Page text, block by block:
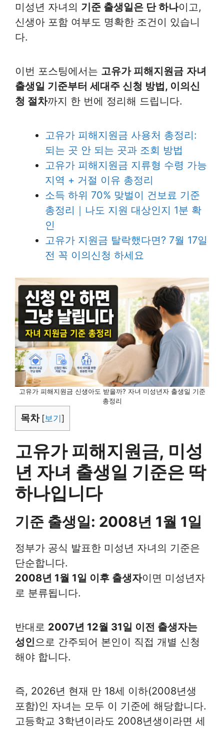
미성년 자녀의 기준 출생일은 단 하나이고,
신생아 포함 여부도 명확한 조건이 있습니
다.
이번 포스팅에서는 고유가 피해지원금 자녀
출생일 기준부터 세대주 신청 방법, 이의신
청 절차까지 한 번에 정리해 드립니다.
고유가 피해지원금 사용처 총정리:
되는 곳 안 되는 곳과 조회 방법
고유가 피해지원금 지류형 수령 가능
지역 + 거절 이유 총정리
소득 하위 70% 맞벌이 건보료 기준
총정리｜나도 지원 대상인지 1분 확
인
고유가 지원금 탈락했다면? 7월 17일
전 꼭 이의신청 하세요
고유가 피해지원금 신생아도 받을까? 자녀 미성년자 출생일 기준
총정리
목차 [보기]
고유가 피해지원금, 미성
년 자녀 출생일 기준은 딱
하나입니다
기준 출생일: 2008년 1월 1일
정부가 공식 발표한 미성년 자녀의 기준은
단순합니다.
2008년 1월 1일 이후 출생자이면 미성년자
로 분류됩니다.
반대로 2007년 12월 31일 이전 출생자는
성인으로 간주되어 본인이 직접 개별 신청
해야 합니다.
즉, 2026년 현재 만 18세 이하(2008년생
포함)인 자녀는 모두 이 기준에 해당합니다.
고등학교 3학년이라도 2008년생이라면 세